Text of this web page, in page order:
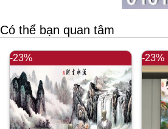
Có thể bạn quan tâm
-23% -23%